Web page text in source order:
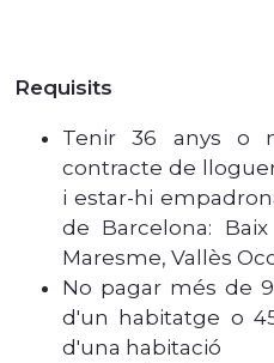
Requisits
Tenir 36 anys o
contracte de
i estar-hi
de Barcelona:
Maresme, Vallès
No pagar més de
d'un habitatge o
d'una habitació